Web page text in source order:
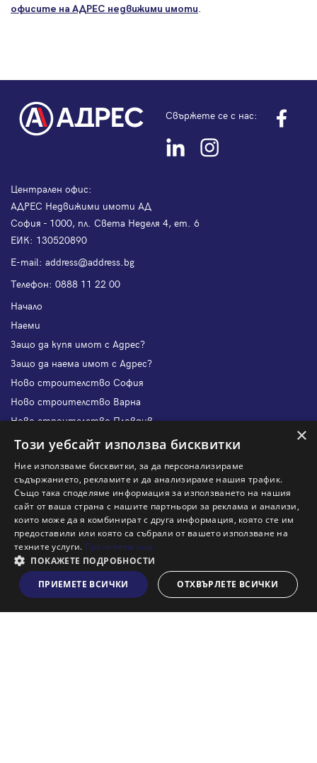
Виж на картата
офисите на АДРЕС недвижими имоти.
Свържете се с нас:
Централен офис:
АДРЕС Недвижими имоти АД
София - 1000, пл. Света Неделя 4, ет. 6
ЕИК: 130520890
Е-mail: address@address.bg
Телефон: 0888 11 22 00
Начало
Наеми
Защо да купя имот с Адрес?
Защо да наема имот с Адрес?
Ново строителство София
Ново строителство Варна
Ново строителство Пловдив
Ново строителство Бургас
Защо да отдам имот с Адрес?
Наши офиси
Кариери
Кои сме ние?
Франчайз
Блог
Искаш ли да получаваш актуална информация за пазара
на недвижими имоти?
×
Този уебсайт използва бисквитки
Ние използваме бисквитки, за да персонализираме
съдържанието, рекламите и да анализираме нашия трафик.
Също така споделяме информация за използването на нашия
сайт от ваша страна с нашите партньори за реклама и анализи,
които може да я комбинират с друга информация, която сте им
предоставили или която са събрали от вашето използване на
техните услуги. Прочетете още
ПОКАЖЕТЕ ПОДРОБНОСТИ
ПРИЕМЕТЕ ВСИЧКИ
ОТХВЪРЛЕТЕ ВСИЧКИ